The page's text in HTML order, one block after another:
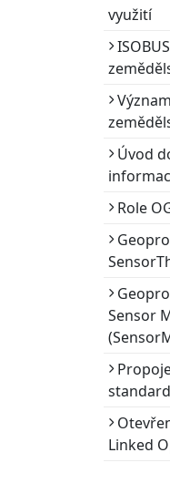
využití
Úvod
Role
Sensor
Linked